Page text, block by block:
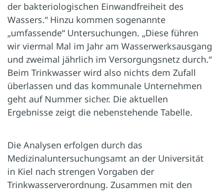
der bakteriologischen Einwandfreiheit des
Wassers.“ Hinzu kommen sogenannte
„umfassende“ Untersuchungen. „Diese führen
wir viermal Mal im Jahr am Wasserwerksausgang
und zweimal jährlich im Versorgungsnetz durch.“
Beim Trinkwasser wird also nichts dem Zufall
überlassen und das kommunale Unternehmen
geht auf Nummer sicher. Die aktuellen
Ergebnisse zeigt die nebenstehende Tabelle.
Die Analysen erfolgen durch das
Medizinaluntersuchungsamt an der Universität
in Kiel nach strengen Vorgaben der
Trinkwasserverordnung. Zusammen mit den